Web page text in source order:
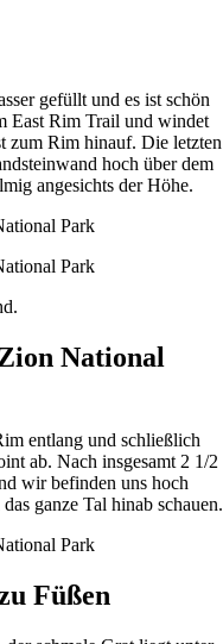
gefüllt und es ist schön
East Rim Trail und windet
zum Rim hinauf. Die letzten
hoch über dem
angesichts der Höhe.
National
entlang und schließlich
ab. Nach insgesamt 2 1/2
wir befinden uns hoch
ganze Tal hinab schauen.
Füßen